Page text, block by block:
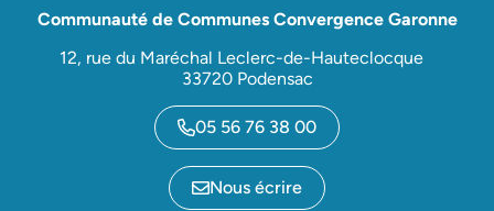
Communauté de Communes Convergence Garonne
12, rue du Maréchal Leclerc-de-Hauteclocque
33720 Podensac
05 56 76 38 00
Nous écrire